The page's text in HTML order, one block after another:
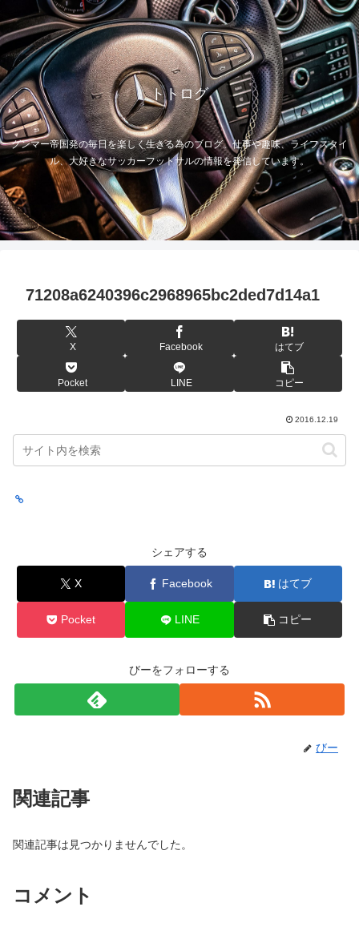
トトログ
グンマー帝国発の毎日を楽しく生きる為のブログ。仕事や趣味、ライフスタイ
ル、大好きなサッカーフットサルの情報を発信しています。
71208a6240396c2968965bc2ded7d14a1
X Facebook はてブ
Pocket LINE コピー
2016.12.19
シェアする
X Facebook はてブ
Pocket LINE コピー
びーをフォローする
びー
関連記事
関連記事は見つかりませんでした。
コメント